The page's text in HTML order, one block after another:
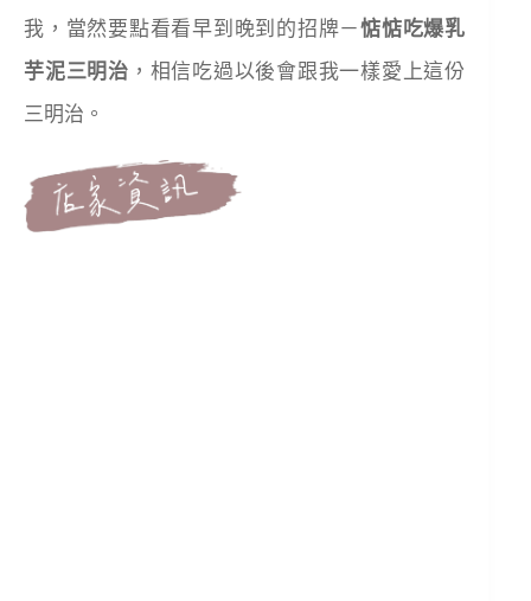
我，當然要點看看早到晚到的招牌－惦惦吃爆乳
芋泥三明治 ，相信吃過以後會跟我一樣愛上這份
三明治。